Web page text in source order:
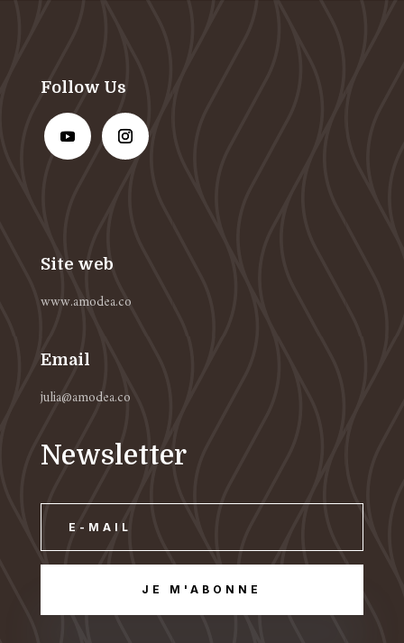
Follow Us
Site web
www.amodea.co
Email
julia@amodea.co
Newsletter
JE M'ABONNE